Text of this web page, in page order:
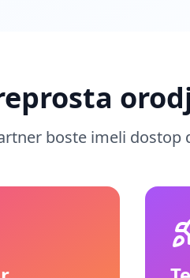
boste imeli dostop